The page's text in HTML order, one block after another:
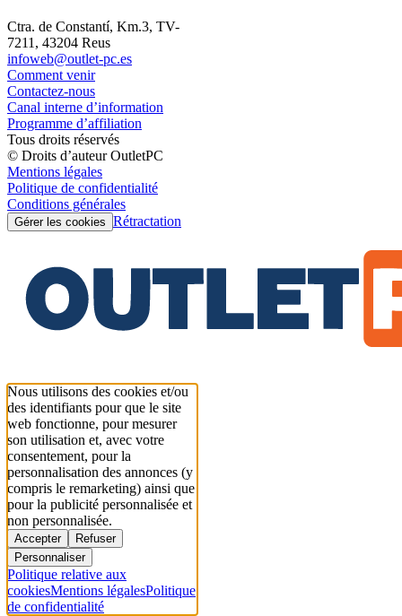
Ctra. de Constantí, Km.3, TV-
7211, 43204 Reus
infoweb@outlet-pc.es
Comment venir
Contactez-nous
Canal interne d’information
Programme d’affiliation
Tous droits réservés
© Droits d’auteur OutletPC
Mentions légales
Politique de confidentialité
Conditions générales
Gérer les cookies Rétractation
Nous utilisons des cookies et/ou
des identifiants pour que le site
web fonctionne, pour mesurer
son utilisation et, avec votre
consentement, pour la
personnalisation des annonces (y
compris le remarketing) ainsi que
pour la publicité personnalisée et
non personnalisée.
Accepter
Refuser
Personnaliser
Politique relative aux
cookiesMentions légalesPolitique
de confidentialité